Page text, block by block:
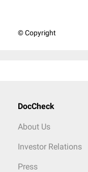
© Copyright
DocCheck
About Us
Investor Relations
Press